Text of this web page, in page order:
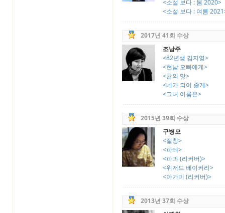
<소설 보다 : 봄 2020>
<소설 보다 : 여름
2017년 41회 수상
조남주
<82년생 김지영>
<현남 오빠에게>
<귤의 맛>
<네가 되어 줄게>
<그녀 이름은>
2015년 39회 수상
구병모
<절창>
<파쇄>
<파과 (리커버)>
<위저드 베이커리>
<아가미 (리커버)>
2013년 37회 수상